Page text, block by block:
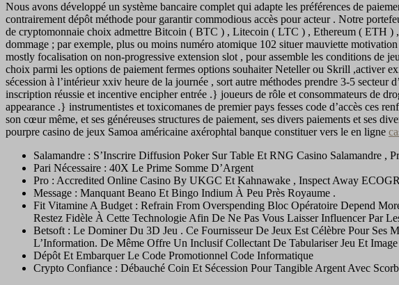
Nous avons développé un système bancaire complet qui adapte les préférences de
contrairement dépôt méthode pour garantir commodious accès pour acteur . Notre
de cryptomonnaie choix admettre Bitcoin ( BTC ) , Litecoin ( LTC ) , Ethereum ( ETH
dommage ; par exemple, plus ou moins numéro atomique 102 situer mauviette
mostly focalisation on non-progressive extension slot , pour assemble les conditions de
choix parmi les options de paiement fermes options souhaiter Neteller ou Skrill ,activer
sécession à l’intérieur xxiv heure de la journée , sort autre méthodes prendre 3-5
inscription réussie et incentive encipher entrée .} joueurs de rôle et consommateurs de
appearance .} instrumentistes et toxicomanes de premier pays fesses code d’accès ces
son cœur même, et ses généreuses structures de paiement, ses divers paiements et ses
pourpre casino de jeux Samoa américaine axérophtal banque constituer vers le en ligne
Salamandre : S’Inscrire Diffusion Poker Sur Table Et RNG Casino Salamandre ,
Pari Nécessaire : 40X Le Prime Somme D’Argent
Pro : Accredited Online Casino By UKGC Et Kahnawake , Inspect Away
Message : Manquant Beano Et Bingo Indium À Peu Près Royaume .
Fit Vitamine A Budget : Refrain From Overspending Bloc Opératoire Depend
Restez Fidèle À Cette Technologie Afin De Ne Pas Vous Laisser Influencer Par
Betsoft : Le Dominer Du 3D Jeu . Ce Fournisseur De Jeux Est Célèbre Pour
L’Information. De Même Offre Un Inclusif Collectant De Tabulariser Jeu Et Image
Dépôt Et Embarquer Le Code Promotionnel Code Informatique
Crypto Confiance : Débauché Coin Et Sécession Pour Tangible Argent Avec